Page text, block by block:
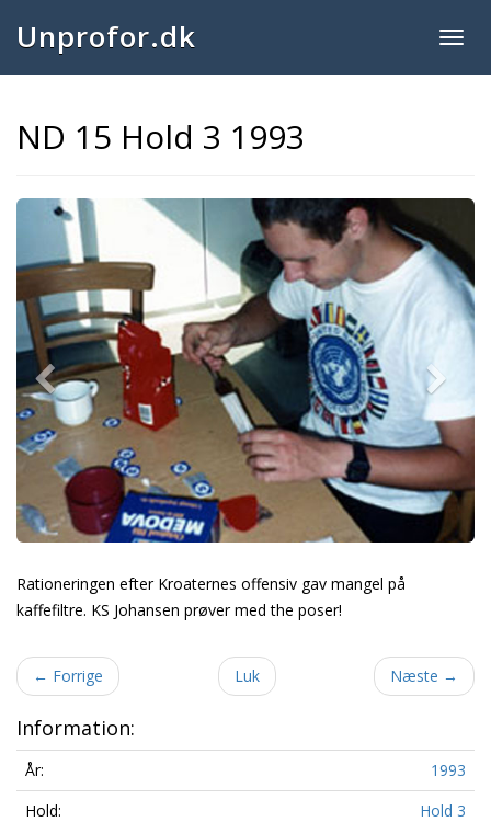
Unprofor.dk
ND 15 Hold 3 1993
Previous
Rationeringen efter Kroaternes offensiv gav mangel på
kaffefiltre. KS Johansen prøver med the poser!
← Forrige Luk Næste →
Information:
År:
1993
Hold:
Hold 3